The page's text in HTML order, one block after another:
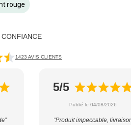
rouge
1423 AVIS CLIENTS
5/5
Publié le 04/08/2026
“Produit impeccable,